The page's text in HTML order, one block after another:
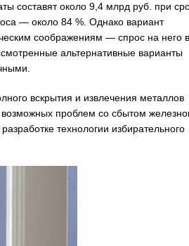
составят около 9,4 млрд руб. при
— около 84 %. Однако вариант
соображениям — спрос на него в
альтернативные варианты
вскрытия и извлечения металлов
проблем со сбытом
технологии избирательного